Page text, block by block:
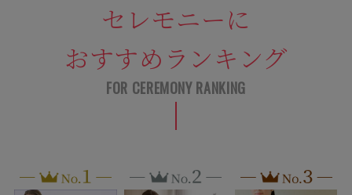
セレモニーに
おすすめランキング